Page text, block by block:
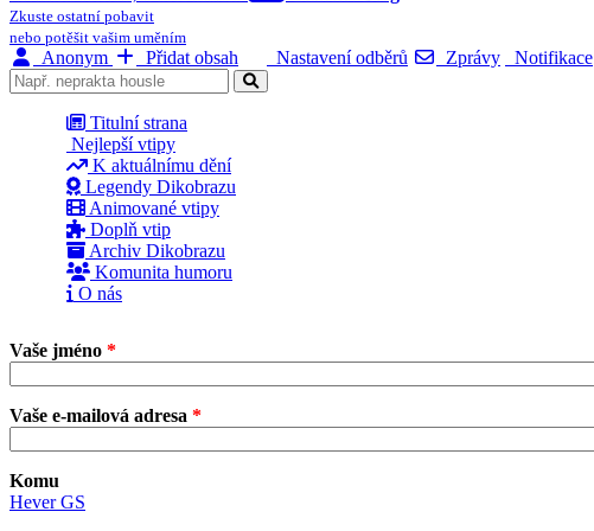
Zkuste ostatní pobavit
nebo potěšit vašim uměním
Anonym Přidat obsah Nastavení odběrů Zprávy Notifikace
Titulní strana
Nejlepší vtipy
K aktuálnímu dění
Legendy Dikobrazu
Animované vtipy
Doplň vtip
Archiv Dikobrazu
Komunita humoru
O nás
Vaše jméno *
Vaše e-mailová adresa *
Komu
Hever GS